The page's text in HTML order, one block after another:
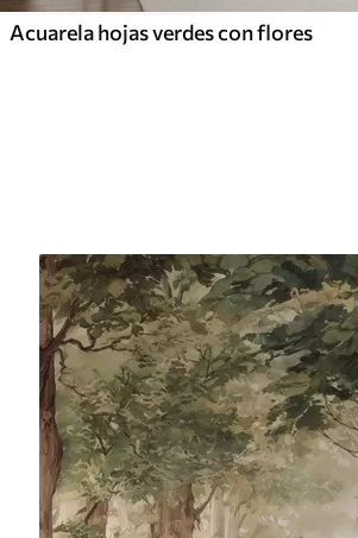
Acuarela hojas verdes con flores